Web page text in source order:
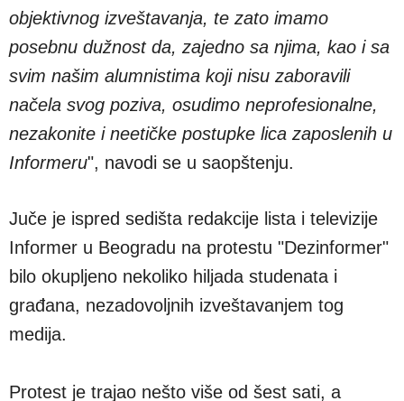
objektivnog izveštavanja, te zato imamo
posebnu dužnost da, zajedno sa njima, kao i sa
svim našim alumnistima koji nisu zaboravili
načela svog poziva, osudimo neprofesionalne,
nezakonite i neetičke postupke lica zaposlenih u
Informeru", navodi se u saopštenju.
Juče je ispred sedišta redakcije lista i televizije
Informer u Beogradu na protestu "Dezinformer"
bilo okupljeno nekoliko hiljada studenata i
građana, nezadovoljnih izveštavanjem tog
medija.
Protest je trajao nešto više od šest sati, a